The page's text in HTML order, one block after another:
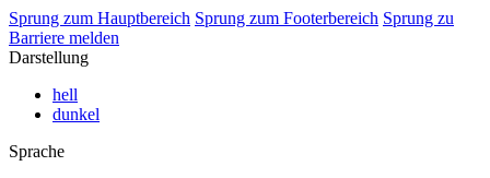
Sprung zum Hauptbereich Sprung zum Footerbereich Sprung zu
Barriere melden
Darstellung
hell
dunkel
Sprache